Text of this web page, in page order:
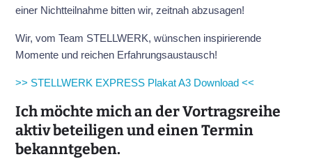
einer Nichtteilnahme bitten wir, zeitnah abzusagen!
Wir, vom Team STELLWERK, wünschen inspirierende
Momente und reichen Erfahrungsaustausch!
>> STELLWERK EXPRESS Plakat A3 Download <<
Ich möchte mich an der Vortragsreihe
aktiv beteiligen und einen Termin
bekanntgeben.